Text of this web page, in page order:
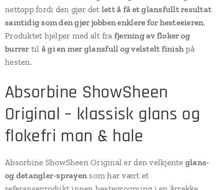
nettopp fordi den gjør det lett å få et glansfullt resultat
samtidig som den gjør jobben enklere for hesteeieren.
Produktet hjelper med alt fra fjerning av floker og
burrer til å gi en mer glansfull og velstelt finish på
hesten.
Absorbine ShowSheen
Original – klassisk glans og
flokefri man & hale
Absorbine ShowSheen Original er den velkjente glans-
og detangler-sprayen som har vært et